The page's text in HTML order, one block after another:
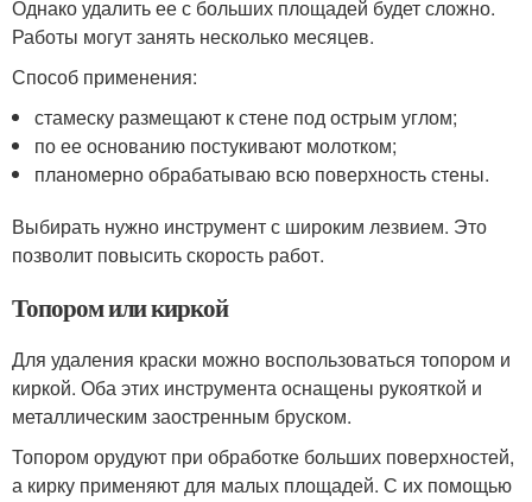
Однако удалить ее с больших площадей будет сложно.
Работы могут занять несколько месяцев.
Способ применения:
стамеску размещают к стене под острым углом;
по ее основанию постукивают молотком;
планомерно обрабатываю всю поверхность стены.
Выбирать нужно инструмент с широким лезвием. Это
позволит повысить скорость работ.
Топором или киркой
Для удаления краски можно воспользоваться топором и
киркой. Оба этих инструмента оснащены рукояткой и
металлическим заостренным бруском.
Топором орудуют при обработке больших поверхностей,
а кирку применяют для малых площадей. С их помощью